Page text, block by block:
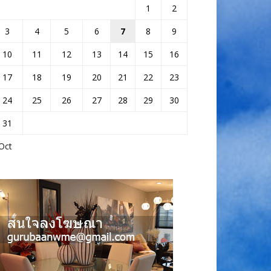
1
2
3
4 5 6 7 8
9
10
11 12 13 14 15
16
17
18 19 20 21 22
23
24
25 26 27 28 29
30
31